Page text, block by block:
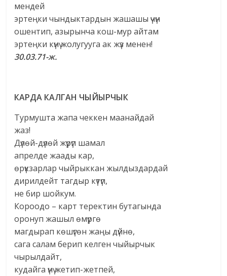
мендей
эртеңки чындыктардын жашашы үчүн
ошентип, азырынча кош-мур айтам
эртеңки күнү жолугууга ак жүз менен!
30.03.71-ж.
КАРДА КАЛГАН ЧЫЙЫРЧЫК
Турмушта жапа чеккен маанайдай
жаз!
Дүлөй-дүлөй жүрүп шамал
апрелде жаады кар,
өрүкзарлар чыйрыккан жылдыздардай
дирилдейт тагдыр күтүп,
не бир шойкум.
Короодо – карт теректин бутагында
оронуп жашыл өмүргө
магдырап көшүгөн жаңы дүйнө,
сага салам берип келген чыйырчык
чырылдайт,
кудайга үнү жетип-жетпей,